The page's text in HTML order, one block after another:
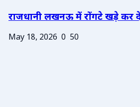
राजधानी लखनऊ में रोंगटे खड़े कर
May 18, 2026 0 50